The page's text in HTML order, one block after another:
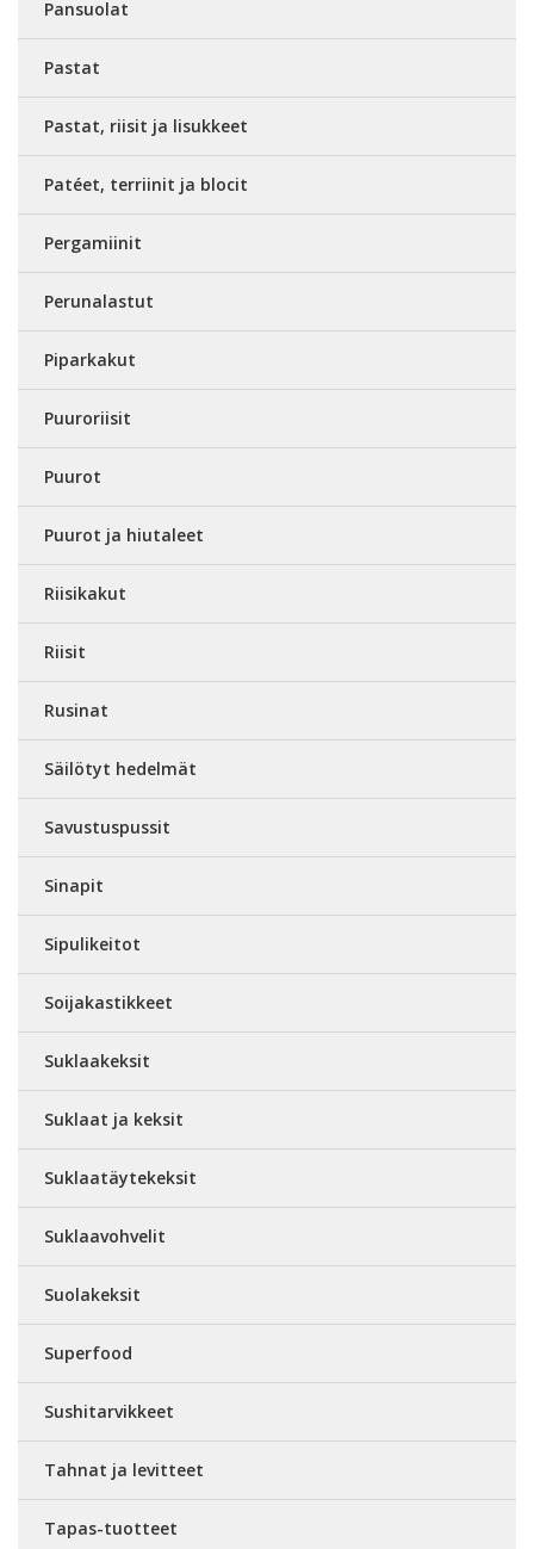
Pansuolat
Pastat
Pastat, riisit ja lisukkeet
Patéet, terriinit ja blocit
Pergamiinit
Perunalastut
Piparkakut
Puuroriisit
Puurot
Puurot ja hiutaleet
Riisikakut
Riisit
Rusinat
Säilötyt hedelmät
Savustuspussit
Sinapit
Sipulikeitot
Soijakastikkeet
Suklaakeksit
Suklaat ja keksit
Suklaatäytekeksit
Suklaavohvelit
Suolakeksit
Superfood
Sushitarvikkeet
Tahnat ja levitteet
Tapas-tuotteet